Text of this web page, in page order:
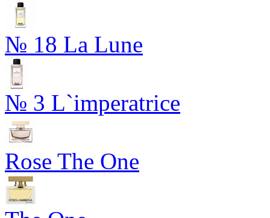
№ 18 La Lune
№ 3 L`imperatrice
Rose The One